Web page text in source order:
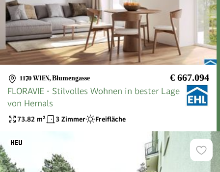
1170 WIEN, Blumengasse € 667.094
FLORAVIE - Stilvolles Wohnen in bester Lage
von Hernals
73.82 m² 3 Zimmer Freifläche